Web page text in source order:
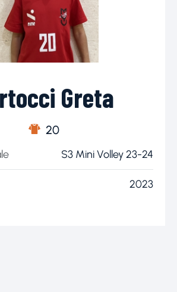
Greta
20
S3 Mini Volley 23-24
2023